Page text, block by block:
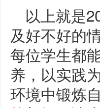
以上就是
及好不好的
每位学生都
养，以实践
环境中锻炼